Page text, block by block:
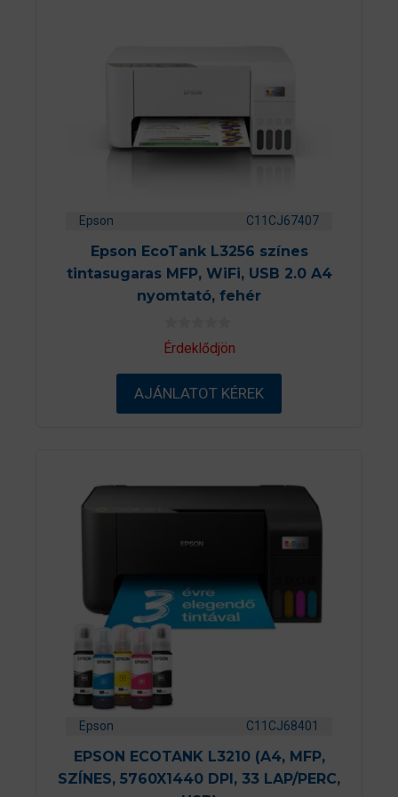
Epson C11CJ67407
Epson EcoTank L3256 színes
tintasugaras MFP, WiFi, USB 2.0 A4
nyomtató, fehér
0
a
-
ő
Érdeklődjön
AJÁNLATOT KÉREK
Epson C11CJ68401
EPSON ECOTANK L3210 (A4, MFP,
SZÍNES, 5760X1440 DPI, 33 LAP/PERC,